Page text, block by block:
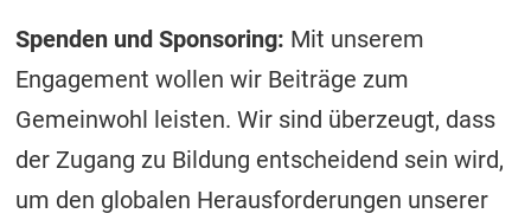
Spenden und Sponsoring: Mit unserem
Engagement wollen wir Beiträge zum
Gemeinwohl leisten. Wir sind überzeugt, dass
der Zugang zu Bildung entscheidend sein wird,
um den globalen Herausforderungen unserer